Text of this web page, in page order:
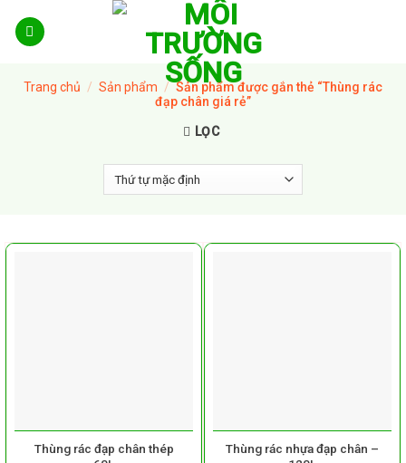
Trang chủ / Sản phẩm / Sản phẩm được gắn thẻ “Thùng rác
đạp chân giá rẻ”
LỌC
Thùng rác đạp chân thép
Thùng rác nhựa đạp chân –